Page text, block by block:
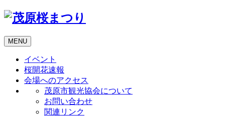
MENU
イベント
桜開花速報
会場へのアクセス
茂原市観光協会について
お問い合わせ
関連リンク